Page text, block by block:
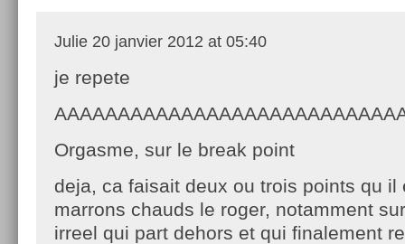
Julie 20 janvier 2012 at 05:40
je repete
Orgasme, sur le break point
deja, ca faisait deux ou trois points qu il
marrons chauds le roger, notamment
irreel qui part dehors et qui finalement